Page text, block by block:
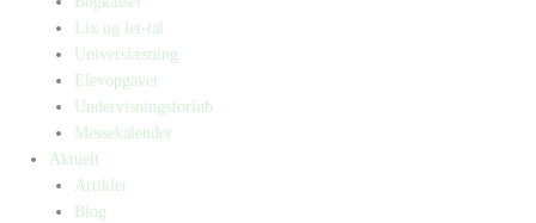
Lix og let-tal
Universlæsning
Elevopgaver
Undervisningsforløb
Messekalender
Aktuelt
Artikler
Blog